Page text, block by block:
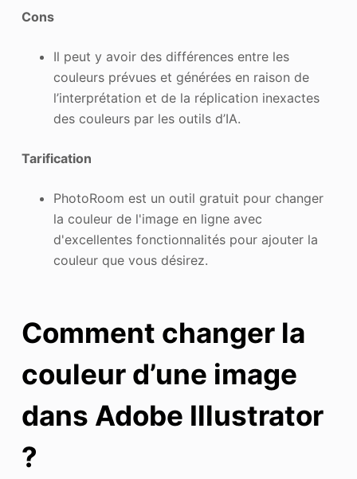
Cons
Il peut y avoir des différences entre les
couleurs prévues et générées en raison de
l’interprétation et de la réplication inexactes
des couleurs par les outils d’IA.
Tarification
PhotoRoom est un outil gratuit pour changer
la couleur de l'image en ligne avec
d'excellentes fonctionnalités pour ajouter la
couleur que vous désirez.
Comment changer la
couleur d’une image
dans Adobe Illustrator
?